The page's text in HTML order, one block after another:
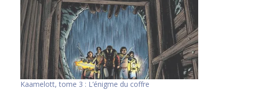
Kaamelott, tome 3 : L’énigme du coffre